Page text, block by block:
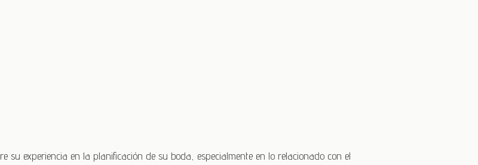
su experiencia en la planificación de su boda, especialmente en lo relacionado con el